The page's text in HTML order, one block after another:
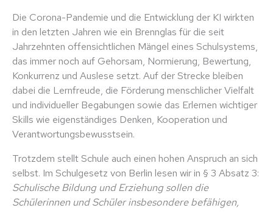
Die Corona-Pandemie und die Entwicklung der KI wirkten
in den letzten Jahren wie ein Brennglas für die seit
Jahrzehnten offensichtlichen Mängel eines Schulsystems,
das immer noch auf Gehorsam, Normierung, Bewertung,
Konkurrenz und Auslese setzt. Auf der Strecke bleiben
dabei die Lernfreude, die Förderung menschlicher Vielfalt
und individueller Begabungen sowie das Erlernen wichtiger
Skills wie eigenständiges Denken, Kooperation und
Verantwortungsbewusstsein.
Trotzdem stellt Schule auch einen hohen Anspruch an sich
selbst. Im Schulgesetz von Berlin lesen wir in § 3 Absatz 3:
Schulische Bildung und Erziehung sollen die
Schülerinnen und Schüler insbesondere befähigen,